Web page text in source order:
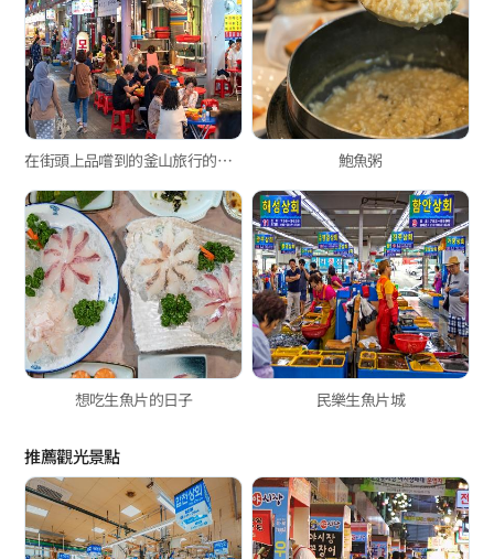
在街頭上品嚐到的釜山旅行的樂趣 鮑魚粥
想吃生魚片的日子 民樂生魚片城
推薦觀光景點